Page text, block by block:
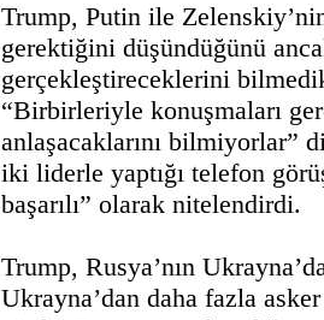
Trump, Putin ile
gerektiğini düşündüğünü
gerçekleştireceklerini
“Birbirleriyle konuşmaları
anlaşacaklarını bilmiyorlar”
iki liderle yaptığı telefon
başarılı” olarak nitelendirdi.
Trump, Rusya’nın
Ukrayna’dan daha fazla